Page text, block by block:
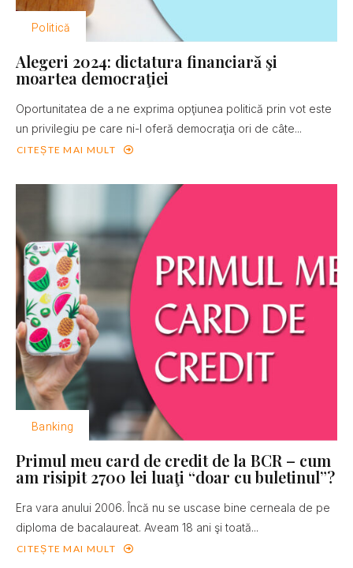
Politică
Alegeri 2024: dictatura financiară şi
moartea democraţiei
Oportunitatea de a ne exprima opţiunea politică prin vot este
un privilegiu pe care ni-l oferă democraţia ori de câte...
CITEȘTE MAI MULT
Banking
Primul meu card de credit de la BCR – cum
am risipit 2700 lei luaţi “doar cu buletinul”?
Era vara anului 2006. Încă nu se uscase bine cerneala de pe
diploma de bacalaureat. Aveam 18 ani şi toată...
CITEȘTE MAI MULT